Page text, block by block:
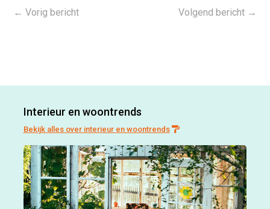
←Vorig bericht Volgend bericht→
Interieur en woontrends
Bekijk alles over interieur en woontrends